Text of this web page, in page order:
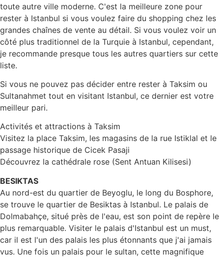
toute autre ville moderne. C'est la meilleure zone pour
rester à Istanbul si vous voulez faire du shopping chez les
grandes chaînes de vente au détail. Si vous voulez voir un
côté plus traditionnel de la Turquie à Istanbul, cependant,
je recommande presque tous les autres quartiers sur cette
liste.
Si vous ne pouvez pas décider entre rester à Taksim ou
Sultanahmet tout en visitant Istanbul, ce dernier est votre
meilleur pari.
Activités et attractions à Taksim
Visitez la place Taksim, les magasins de la rue Istiklal et le
passage historique de Cicek Pasaji
Découvrez la cathédrale rose (Sent Antuan Kilisesi)
BESIKTAS
Au nord-est du quartier de Beyoglu, le long du Bosphore,
se trouve le quartier de Besiktas à Istanbul. Le palais de
Dolmabahçe, situé près de l'eau, est son point de repère le
plus remarquable. Visiter le palais d'Istanbul est un must,
car il est l'un des palais les plus étonnants que j'ai jamais
vus. Une fois un palais pour le sultan, cette magnifique